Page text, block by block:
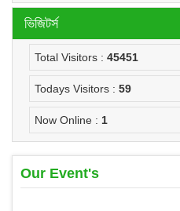
Our Event's
ভিজিটর্স
Total Visitors : 45451
Todays Visitors : 59
Now Online : 1